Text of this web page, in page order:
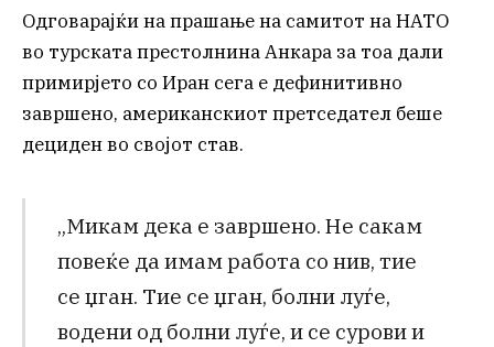
Одговарајќи на прашање на самитот на НАТО
во турската престолнина Анкара за тоа дали
примирјето со Иран сега е дефинитивно
завршено, американскиот претседател беше
дециден во својот став.
„Микам дека е завршено. Не сакам
повеќе да имам работа со нив, тие
се џган. Тие се џган, болни луѓе,
водени од болни луѓе, и се сурови и